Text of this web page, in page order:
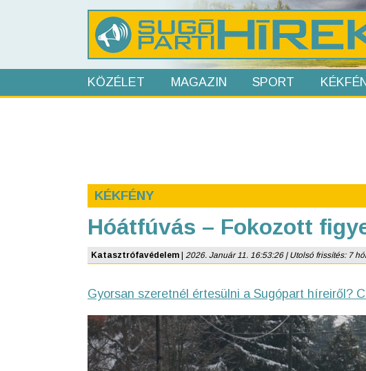
KÖZÉLET MAGAZIN SPORT
KÉKFÉNY
Hóátfúvás – Fokozott
Katasztrófavédelem 2026. Január 11. 16:53:26 | Utolsó frissítés: 7
Gyorsan szeretnél értesülni a Sugópart híreiről?